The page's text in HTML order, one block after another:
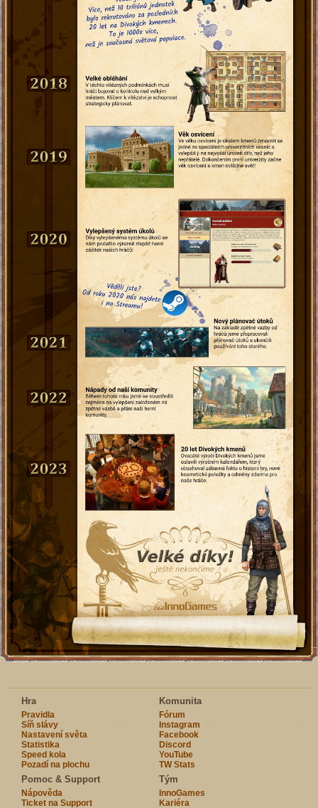
Hra
Pravidla
Síň slávy
Nastavení světa
Statistika
Speed kola
Pozadí na plochu
Komunita
Fórum
Instagram
Facebook
Discord
YouTube
TW Stats
Pomoc & Support
Nápověda
Ticket na Support
Tým
InnoGames
Kariéra